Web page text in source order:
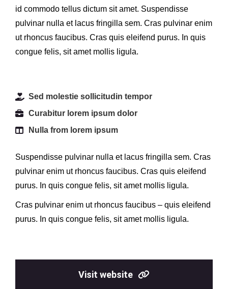
id commodo tellus dictum sit amet. Suspendisse
pulvinar nulla et lacus fringilla sem. Cras pulvinar enim
ut rhoncus faucibus. Cras quis eleifend purus. In quis
congue felis, sit amet mollis ligula.
Sed molestie sollicitudin tempor
Curabitur lorem ipsum dolor
Nulla from lorem ipsum
Suspendisse pulvinar nulla et lacus fringilla sem. Cras
pulvinar enim ut rhoncus faucibus. Cras quis eleifend
purus. In quis congue felis, sit amet mollis ligula.
Cras pulvinar enim ut rhoncus faucibus – quis eleifend
purus. In quis congue felis, sit amet mollis ligula.
Visit website